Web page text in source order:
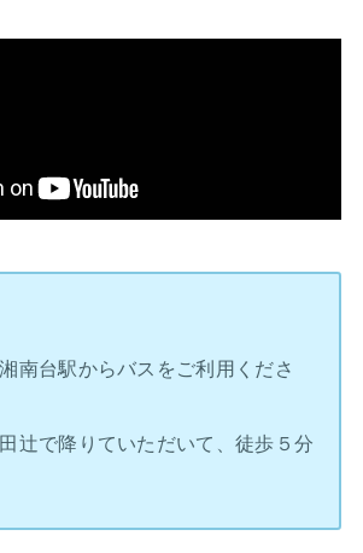
南台駅からバスをご利用くださ
辻で降りていただいて、徒歩５分